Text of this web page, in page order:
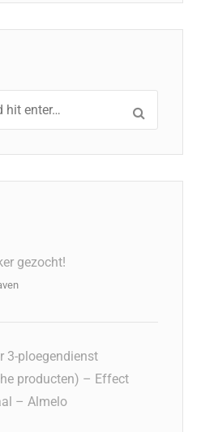
gezocht!
3-ploegendienst
producten) – Effect
– Almelo